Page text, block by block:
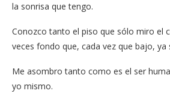
la sonrisa que tengo.
Conozco tanto el piso que sólo miro el
veces fondo que, cada vez que bajo, ya
Me asombro tanto como es el ser
yo mismo.